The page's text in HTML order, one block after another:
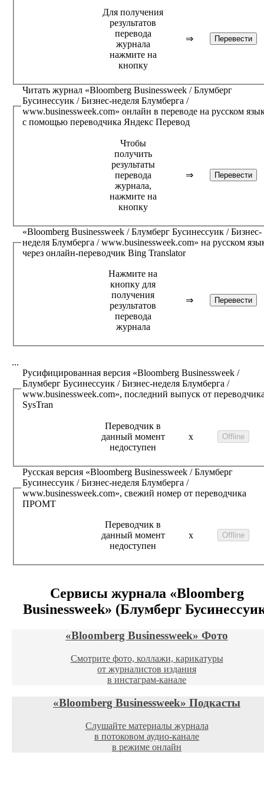
Для получения
результатов
перевода
журнала
нажмите на
кнопку
⇒
Читать журнал «Bloomberg Businessweek / Блумберг
Бусинессуик / Бизнес-неделя Блумберга /
www.businessweek.com» онлайн в переводе на русском
с помощью переводчика Яндекс Перевод
Чтобы
получить
результаты
перевода
журнала,
нажмите на
кнопку
⇒
«Bloomberg Businessweek / Блумберг Бусинессуик / Бизнес-
неделя Блумберга / www.businessweek.com» на русском
через онлайн-переводчик Bing Translator
Нажмите на
кнопку для
получения
результатов
перевода
журнала
⇒
...
Русифицированная версия «Bloomberg Businessweek /
Блумберг Бусинессуик / Бизнес-неделя Блумберга /
www.businessweek.com», последний выпуск от
SysTran
Переводчик в
данный момент
недоступен
x
Русская версия «Bloomberg Businessweek / Блумберг
Бусинессуик / Бизнес-неделя Блумберга /
www.businessweek.com», свежий номер от переводчика
ПРОМТ
Переводчик в
данный момент
недоступен
x
Сервисы журнала «Bloomberg
Businessweek» (Блумберг
«Bloomberg Businessweek» Фото
Смотрите фото, коллажи, карикатуры
от журналистов издания
в инстаграм-канале
«Bloomberg Businessweek» Подкасты
Слушайте материалы журнала
в потоковом аудио-канале
в режиме онлайн